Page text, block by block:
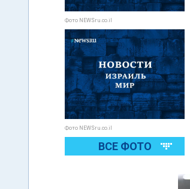
Фото NEWSru.co.il
Фото NEWSru.co.il
ВСЕ ФОТО